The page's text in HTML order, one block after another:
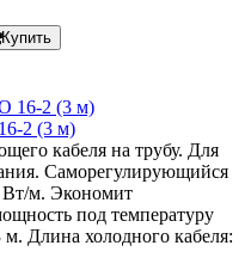
Купить
2 (3 м)
кабеля на трубу. Для
Саморегулирующийся
м. Экономит
под температуру
Длина холодного кабеля: